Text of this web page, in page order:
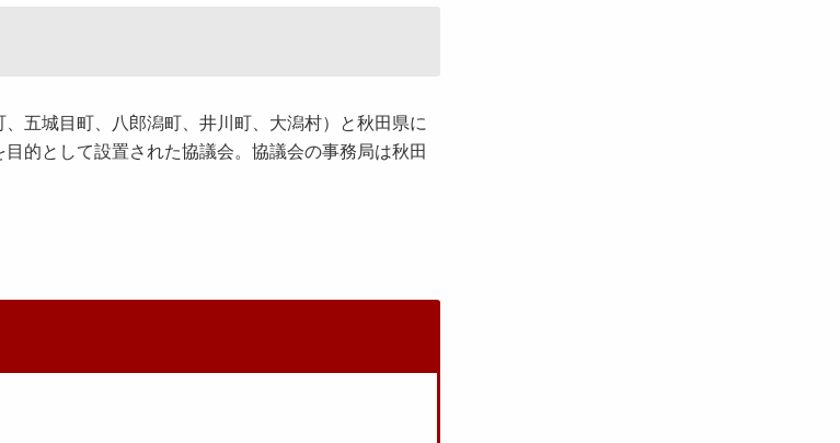
五城目町、八郎潟町、井川町、大潟村）と秋田県に
的として設置された協議会。協議会の事務局は秋田